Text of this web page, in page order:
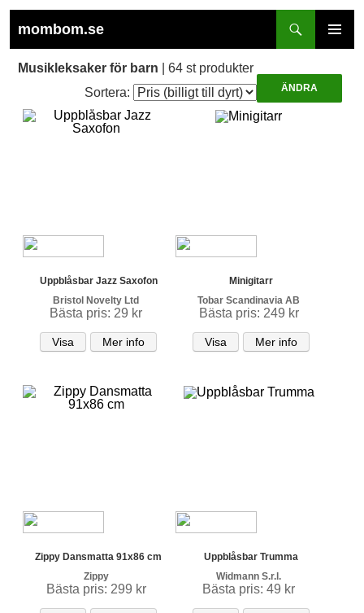
mombom.se
INNEHÅLL
Musikleksaker för barn | 64 st produkter
Sortera:
Uppblåsbar Jazz Saxofon
Bristol Novelty Ltd
Bästa pris: 29 kr
Visa Mer info
Minigitarr
Tobar Scandinavia AB
Bästa pris: 249 kr
Visa Mer info
Zippy Dansmatta 91x86 cm
Zippy
Bästa pris: 299 kr
Uppblåsbar Trumma
Widmann S.r.l.
Bästa pris: 49 kr